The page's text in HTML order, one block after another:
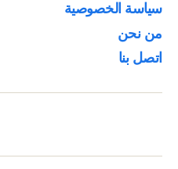
سياسة الخصوصية
من نحن
اتصل بنا